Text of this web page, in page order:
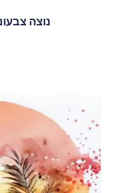
נוצה